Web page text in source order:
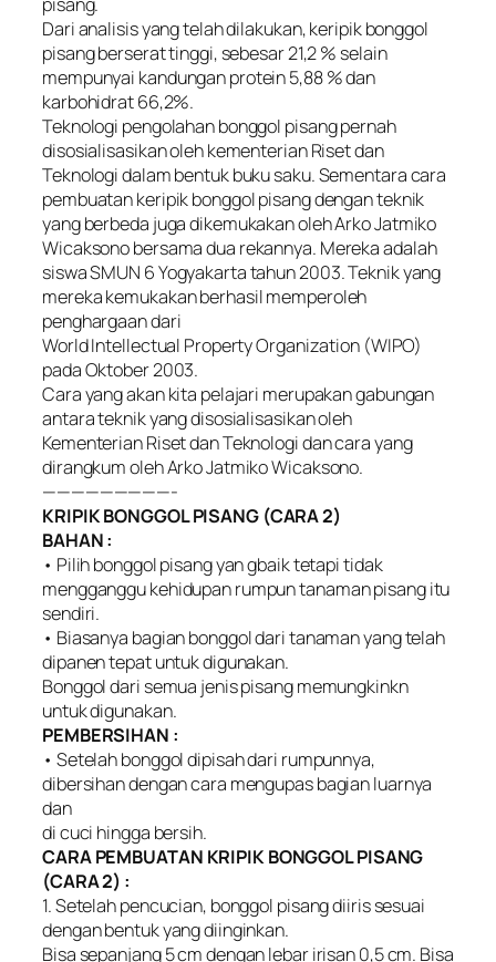
Dari analisis yang telah dilakukan, keripik bonggol
pisang berserat tinggi, sebesar 21,2 % selain
mempunyai kandungan protein 5,88 % dan
karbohidrat 66,2%.
Teknologi pengolahan bonggol pisang pernah
disosialisasikan oleh kementerian Riset dan
Teknologi dalam bentuk buku saku. Sementara cara
pembuatan keripik bonggol pisang dengan teknik
yang berbeda juga dikemukakan oleh Arko Jatmiko
Wicaksono bersama dua rekannya. Mereka adalah
siswa SMUN 6 Yogyakarta tahun 2003. Teknik yang
mereka kemukakan berhasil memperoleh
penghargaan dari
World Intellectual Property Organization (WIPO)
pada Oktober 2003.
Cara yang akan kita pelajari merupakan gabungan
antara teknik yang disosialisasikan oleh
Kementerian Riset dan Teknologi dan cara yang
dirangkum oleh Arko Jatmiko Wicaksono.
—————————-
KRIPIK BONGGOL PISANG (CARA 2)
BAHAN :
• Pilih bonggol pisang yan gbaik tetapi tidak
mengganggu kehidupan rumpun tanaman pisang itu
sendiri.
• Biasanya bagian bonggol dari tanaman yang telah
dipanen tepat untuk digunakan.
Bonggol dari semua jenis pisang memungkinkn
untuk digunakan.
PEMBERSIHAN :
• Setelah bonggol dipisah dari rumpunnya,
dibersihan dengan cara mengupas bagian luarnya
dan
di cuci hingga bersih.
CARA PEMBUATAN KRIPIK BONGGOL PISANG
(CARA 2) :
1. Setelah pencucian, bonggol pisang diiris sesuai
dengan bentuk yang diinginkan.
Bisa sepanjang 5 cm dengan lebar irisan 0,5 cm. Bisa